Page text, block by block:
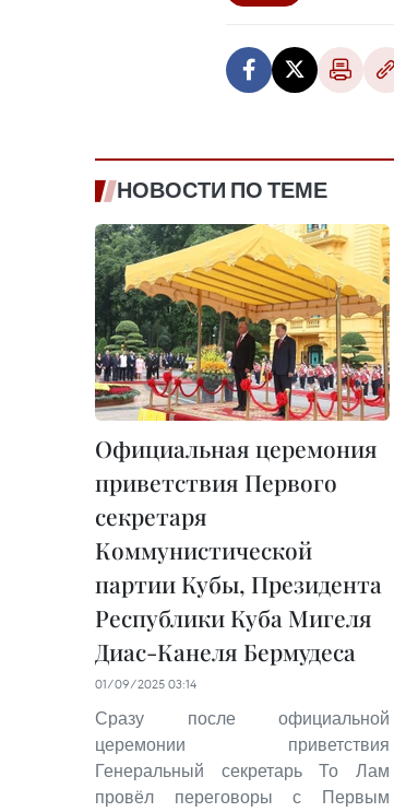
НОВОСТИ ПО ТЕМЕ
Официальная церемония
приветствия Первого
секретаря
Коммунистической
партии Кубы, Президента
Республики Куба Мигеля
Диас-Канеля Бермудеса
01/09/2025 03:14
Сразу после официальной
церемонии приветствия
Генеральный секретарь То Лам
провёл переговоры с Первым